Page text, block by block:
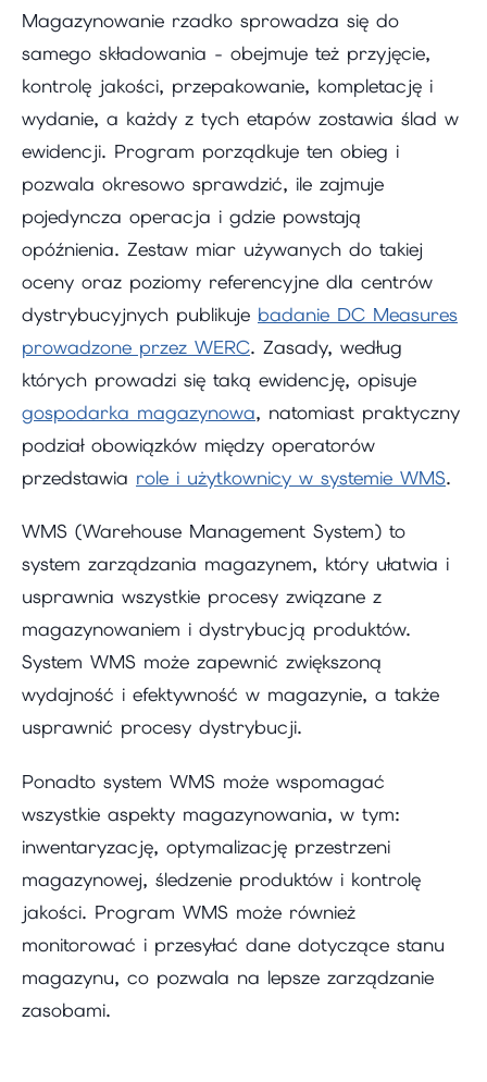
Magazynowanie rzadko sprowadza się do
samego składowania - obejmuje też przyjęcie,
kontrolę jakości, przepakowanie, kompletację i
wydanie, a każdy z tych etapów zostawia ślad w
ewidencji. Program porządkuje ten obieg i
pozwala okresowo sprawdzić, ile zajmuje
pojedyncza operacja i gdzie powstają
opóźnienia. Zestaw miar używanych do takiej
oceny oraz poziomy referencyjne dla centrów
dystrybucyjnych publikuje badanie DC Measures
prowadzone przez WERC. Zasady, według
których prowadzi się taką ewidencję, opisuje
gospodarka magazynowa, natomiast praktyczny
podział obowiązków między operatorów
przedstawia role i użytkownicy w systemie WMS.
WMS (Warehouse Management System) to
system zarządzania magazynem, który ułatwia i
usprawnia wszystkie procesy związane z
magazynowaniem i dystrybucją produktów.
System WMS może zapewnić zwiększoną
wydajność i efektywność w magazynie, a także
usprawnić procesy dystrybucji.
Ponadto system WMS może wspomagać
wszystkie aspekty magazynowania, w tym:
inwentaryzację, optymalizację przestrzeni
magazynowej, śledzenie produktów i kontrolę
jakości. Program WMS może również
monitorować i przesyłać dane dotyczące stanu
magazynu, co pozwala na lepsze zarządzanie
zasobami.